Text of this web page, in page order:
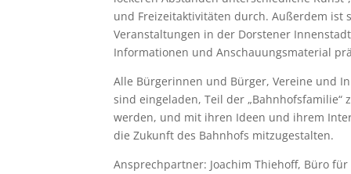
und Freizeitaktivitäten durch. Außerdem ist
Veranstaltungen in der Dorstener
Informationen und Anschauungsmaterial
Alle Bürgerinnen und Bürger, Vereine und
sind eingeladen, Teil der „Bahnhofsfamilie“
werden, und mit ihren Ideen und ihrem
die Zukunft des Bahnhofs mitzugestalten.
Ansprechpartner: Joachim Thiehoff, Büro für